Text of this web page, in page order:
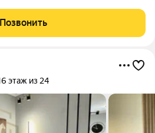
готовая квартира
ремонтом и всей
Позвонить
этаж из 24